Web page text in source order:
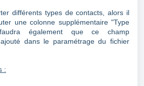
différents types de contacts, alors il
une colonne supplémentaire "Type
également que ce champ
dans le paramétrage du fichier
: